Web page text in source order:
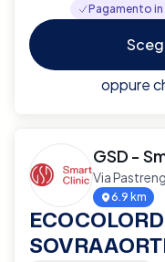
Pagamento in
oppure
GSD -
Via
6.9 km